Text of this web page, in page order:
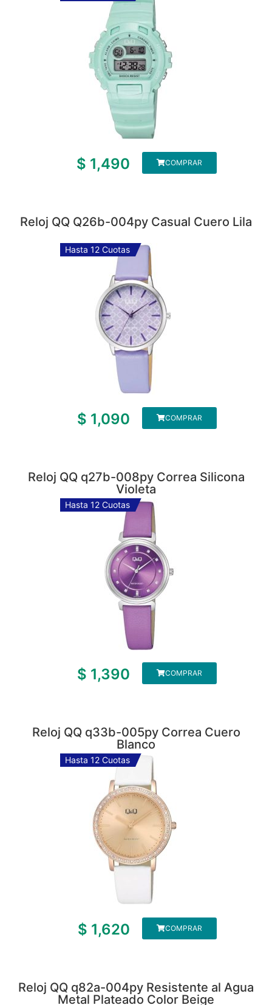
$ 1,490 COMPRAR
Reloj QQ Q26b-004py Casual Cuero Lila
Hasta 12 Cuotas
$ 1,090 COMPRAR
Reloj QQ q27b-008py Correa Silicona
Violeta
Hasta 12 Cuotas
$ 1,390 COMPRAR
Reloj QQ q33b-005py Correa Cuero
Blanco
Hasta 12 Cuotas
$ 1,620 COMPRAR
Reloj QQ q82a-004py Resistente al Agua
Metal Plateado Color Beige